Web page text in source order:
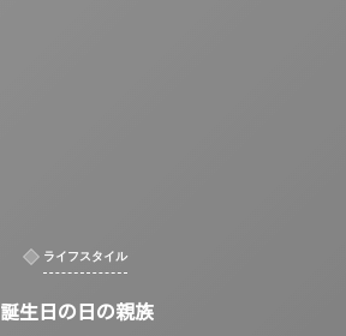
ライフスタイル
誕生日の日の親族